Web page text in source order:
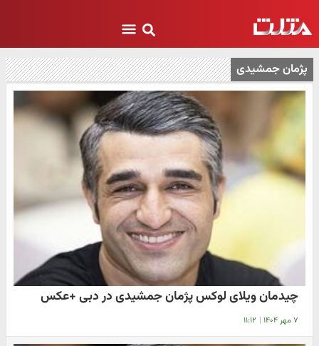
پژمان جمشیدی
چیدمان ویلای لوکس پژمان جمشیدی در دبی +عکس
۷ مهر ۱۴۰۴ | ۱۱:۱۲